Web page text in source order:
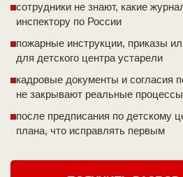
сотрудники не знают, какие
инспектору по России
пожарные инструкции, приказы
для детского центра устарели
кадровые документы и согласия
не закрывают реальные процессы
после предписания по детскому
плана, что исправлять первым